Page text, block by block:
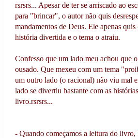
rsrsrs... Apesar de ter se arriscado ao
para "brincar", o autor não quis
mandamentos de Deus. Ele apenas quis
história divertida e o tema o atraiu.
Confesso que um lado meu achou que
ousado. Que mexeu com um tema
um outro lado (o racional) não viu mal
lado se divertiu bastante com as
livro.rsrsrs...
- Quando começamos a leitura do livro,